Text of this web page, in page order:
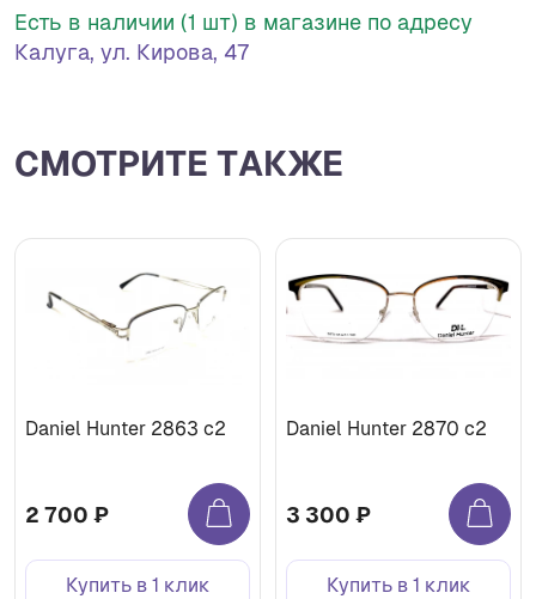
Есть в наличии (1 шт) в магазине по адресу
Калуга, ул. Кирова, 47
СМОТРИТЕ ТАКЖЕ
Daniel Hunter 2863 с2
2 700 ₽
Купить в 1 клик
Daniel Hunter 2870 с2
3 300 ₽
Купить в 1 клик